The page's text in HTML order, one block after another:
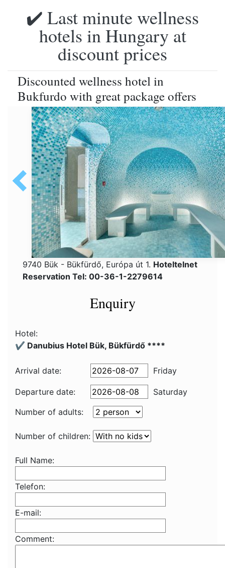
✔️ Last minute wellness
hotels in Hungary at
discount prices
Discounted wellness hotel in
Bukfurdo with great package offers
9740 Bük - Bükfürdő, Európa út 1. Hoteltelnet
Reservation Tel: 00-36-1-2279614
Enquiry
Hotel:
✔️ Danubius Hotel Bük, Bükfürdő ****
Arrival date: Friday
Departure date:
Saturday
Number of adults:
Number of children:
Full Name:
Telefon:
E-mail:
Comment: